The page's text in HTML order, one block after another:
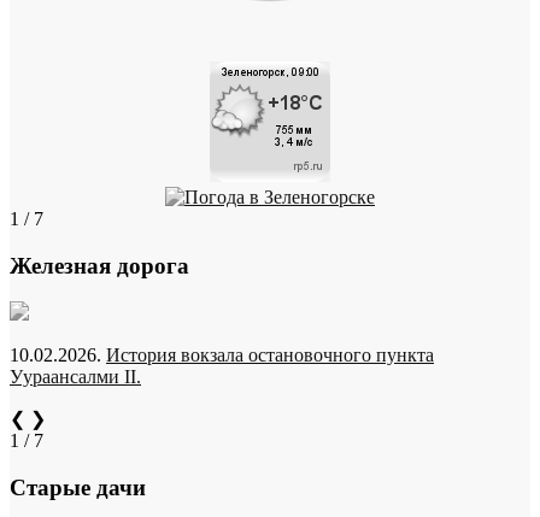
1 / 7
Железная дорога
10.02.2026. История вокзала остановочного пункта
Уураансалми II.
❮ ❯
1 / 7
Старые дачи